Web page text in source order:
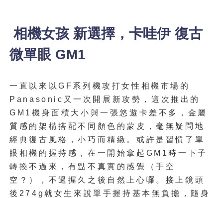
相機女孩 新選擇，卡哇伊 復古
微單眼 GM1
一直以來以GF系列機攻打女性相機市場的
Panasonic又一次開展新攻勢，這次推出的
GM1機身面積大小與一張悠遊卡差不多，金屬
質感的架構搭配不同顏色的蒙皮，毫無疑問地
經典復古風格，小巧而精緻。或許是習慣了單
眼相機的握持感，在一開始拿起GM1時一下子
轉換不過來，有點不真實的感覺（手空
空？），不過握久之後自然上心囉。接上鏡頭
後274g就女生來說單手握持基本無負擔，隨身